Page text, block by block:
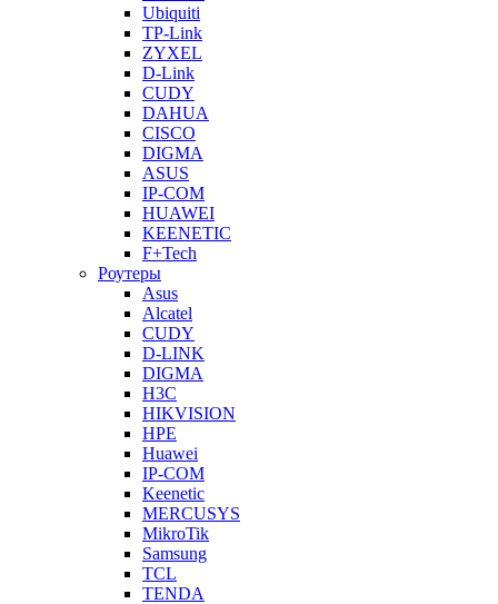
Ubiquiti
TP-Link
ZYXEL
D-Link
CUDY
DAHUA
CISCO
DIGMA
ASUS
IP-COM
HUAWEI
KEENETIC
F+Tech
Роутеры
Asus
Alcatel
CUDY
D-LINK
DIGMA
H3C
HIKVISION
HPE
Huawei
IP-COM
Keenetic
MERCUSYS
MikroTik
Samsung
TCL
TENDA